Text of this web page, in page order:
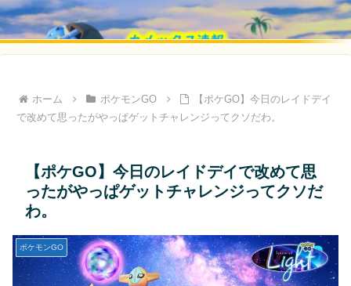
ホーム ポケモンGO
【ポケGO】今日のレイドデイ
で改めて思ったがやっぱゲットチャレンジってクソだわ。
【ポケGO】今日のレイドデイで改めて思
ったがやっぱゲットチャレンジってクソだ
わ。
ポケモンGO